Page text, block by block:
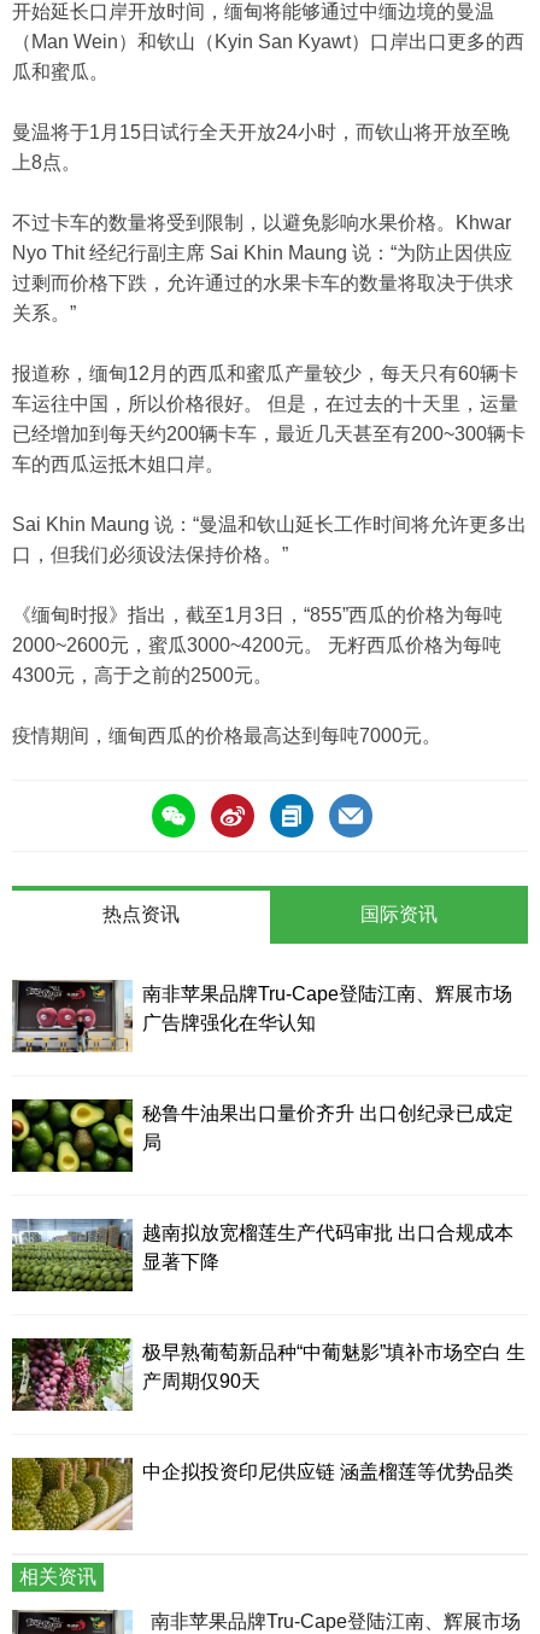
开始延长口岸开放时间，缅甸将能够通过中缅边境的曼温
（Man Wein）和钦山（Kyin San Kyawt）口岸出口更多的西
瓜和蜜瓜。
曼温将于1月15日试行全天开放24小时，而钦山将开放至晚
上8点。
不过卡车的数量将受到限制，以避免影响水果价格。Khwar
Nyo Thit 经纪行副主席 Sai Khin Maung 说：“为防止因供应
过剩而价格下跌，允许通过的水果卡车的数量将取决于供求
关系。”
报道称，缅甸12月的西瓜和蜜瓜产量较少，每天只有60辆卡
车运往中国，所以价格很好。 但是，在过去的十天里，运量
已经增加到每天约200辆卡车，最近几天甚至有200~300辆卡
车的西瓜运抵木姐口岸。
Sai Khin Maung 说：“曼温和钦山延长工作时间将允许更多出
口，但我们必须设法保持价格。”
《缅甸时报》指出，截至1月3日，“855”西瓜的价格为每吨
2000~2600元，蜜瓜3000~4200元。 无籽西瓜价格为每吨
4300元，高于之前的2500元。
疫情期间，缅甸西瓜的价格最高达到每吨7000元。
热点资讯
南非苹果品牌Tru-Cape登陆江南、辉展市场
广告牌强化在华认知
秘鲁牛油果出口量价齐升 出口创纪录已成定
局
越南拟放宽榴莲生产代码审批 出口合规成本
显著下降
极早熟葡萄新品种“中葡魅影”填补市场空白 生
产周期仅90天
中企拟投资印尼供应链 涵盖榴莲等优势品类
国际资讯
相关资讯
南非苹果品牌Tru-Cape登陆江南、辉展市场